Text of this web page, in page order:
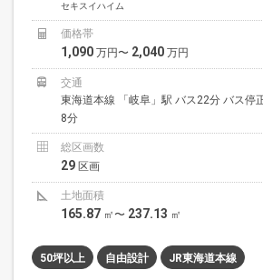
セキスイハイム
価格帯
1,090 万円〜 2,040 万円
交通
東海道本線 「岐阜」駅 バス22分 バス停
8分
総区画数
29 区画
土地面積
165.87 ㎡〜 237.13 ㎡
50坪以上 自由設計 JR東海道本線